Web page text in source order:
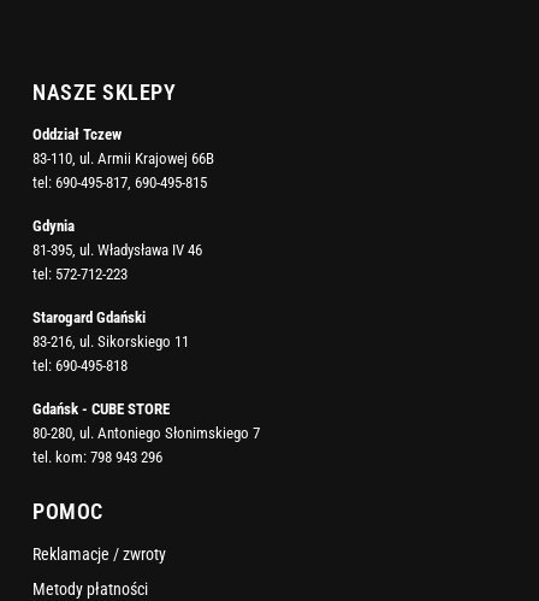
NASZE SKLEPY
Oddział Tczew
83-110, ul. Armii Krajowej 66B
tel: 690-495-817, 690-495-815
Gdynia
81-395, ul. Władysława IV 46
tel: 572-712-223
Starogard Gdański
83-216, ul. Sikorskiego 11
tel: 690-495-818
Gdańsk - CUBE STORE
80-280, ul. Antoniego Słonimskiego 7
tel. kom: 798 943 296
POMOC
Reklamacje / zwroty
Metody płatności